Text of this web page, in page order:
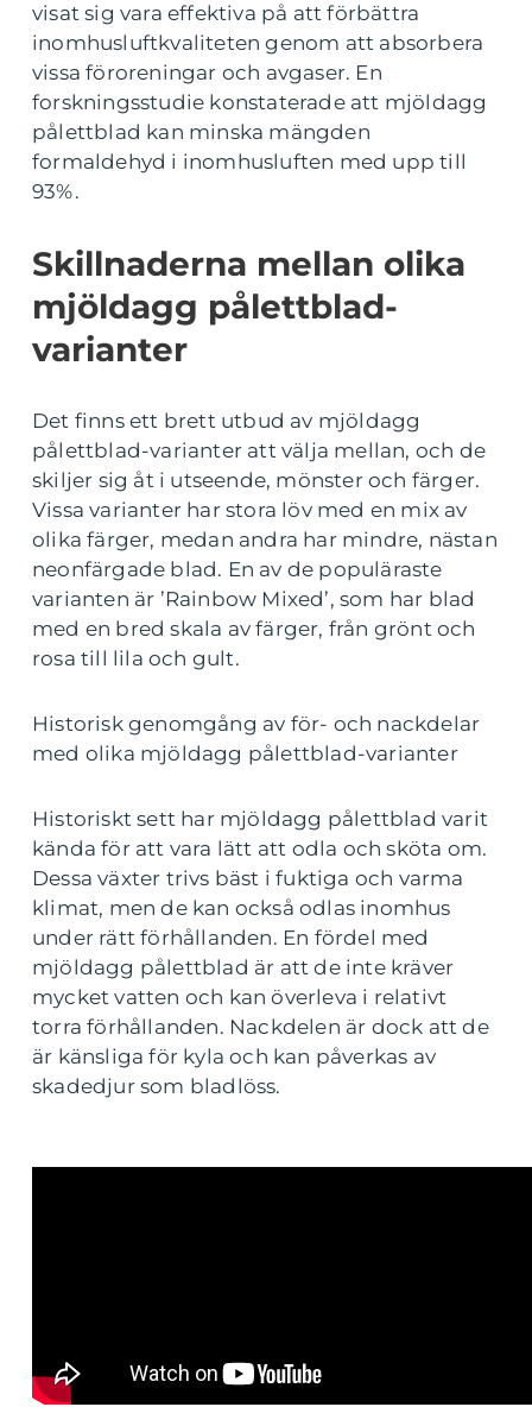
visat sig vara effektiva på att förbättra
inomhusluftkvaliteten genom att absorbera
vissa föroreningar och avgaser. En
forskningsstudie konstaterade att mjöldagg
pålettblad kan minska mängden
formaldehyd i inomhusluften med upp till
93%.
Skillnaderna mellan olika
mjöldagg pålettblad-
varianter
Det finns ett brett utbud av mjöldagg
pålettblad-varianter att välja mellan, och de
skiljer sig åt i utseende, mönster och färger.
Vissa varianter har stora löv med en mix av
olika färger, medan andra har mindre, nästan
neonfärgade blad. En av de populäraste
varianten är ’Rainbow Mixed’, som har blad
med en bred skala av färger, från grönt och
rosa till lila och gult.
Historisk genomgång av för- och nackdelar
med olika mjöldagg pålettblad-varianter
Historiskt sett har mjöldagg pålettblad varit
kända för att vara lätt att odla och sköta om.
Dessa växter trivs bäst i fuktiga och varma
klimat, men de kan också odlas inomhus
under rätt förhållanden. En fördel med
mjöldagg pålettblad är att de inte kräver
mycket vatten och kan överleva i relativt
torra förhållanden. Nackdelen är dock att de
är känsliga för kyla och kan påverkas av
skadedjur som bladlöss.